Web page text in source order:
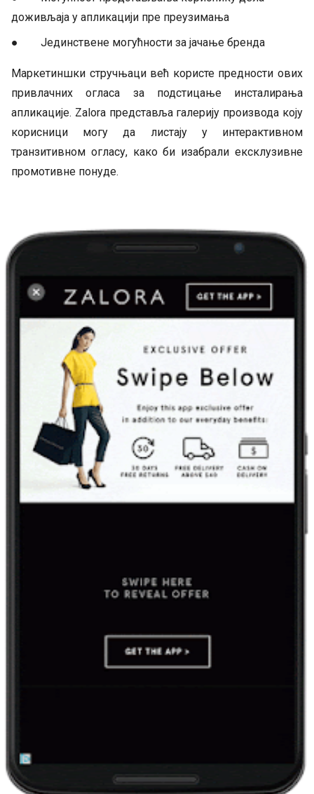
доживљаја у апликацији пре преузимања
● Јединствене могућности за јачање бренда
Маркетиншки стручњаци већ користе предности ових
привлачних огласа за подстицање инсталирања
апликације. Zalora представља галерију производа коју
корисници могу да листају у интерактивном
транзитивном огласу, како би изабрали ексклузивне
промотивне понуде.